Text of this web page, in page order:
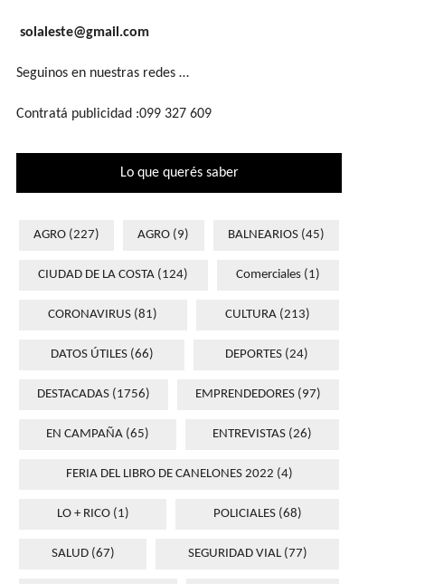
solaleste@gmail.com
Seguinos en nuestras redes …
Contratá publicidad :099 327 609
Lo que querés saber
AGRO (227) AGRO (9) BALNEARIOS(45)
CIUDAD DE LA COSTA (124) Comerciales(1)
CORONAVIRUS (81) CULTURA(213)
DATOS ÚTILES(66) DEPORTES(24)
DESTACADAS (1756) EMPRENDEDORES (97)
EN CAMPAÑA (65) ENTREVISTAS (26)
FERIA DEL LIBRO DE CANELONES 2022 (4)
LO + RICO(1) POLICIALES(68)
SALUD(67) SEGURIDAD VIAL(77)